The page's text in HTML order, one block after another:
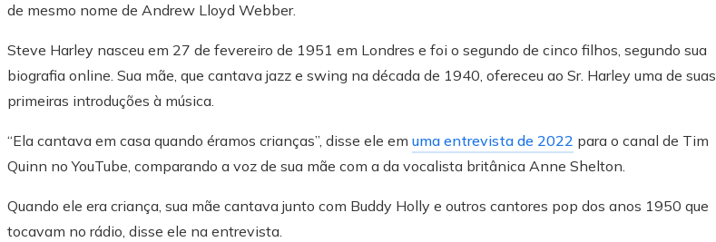
de mesmo nome de Andrew Lloyd Webber.
Steve Harley nasceu em 27 de fevereiro de 1951 em Londres e foi o segundo de cinco filhos, segundo sua
biografia online. Sua mãe, que cantava jazz e swing na década de 1940, ofereceu ao Sr. Harley uma de suas
primeiras introduções à música.
“Ela cantava em casa quando éramos crianças”, disse ele em uma entrevista de 2022 para o canal de Tim
Quinn no YouTube, comparando a voz de sua mãe com a da vocalista britânica Anne Shelton.
Quando ele era criança, sua mãe cantava junto com Buddy Holly e outros cantores pop dos anos 1950 que
tocavam no rádio, disse ele na entrevista.